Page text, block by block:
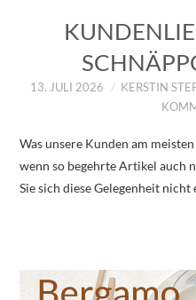
ÜBER UNS
ZUM SHOP
13. JULI 2026 KERSTIN
Was unsere Kunden am
wenn so begehrte Artikel auch
Sie sich diese Gelegenheit nicht